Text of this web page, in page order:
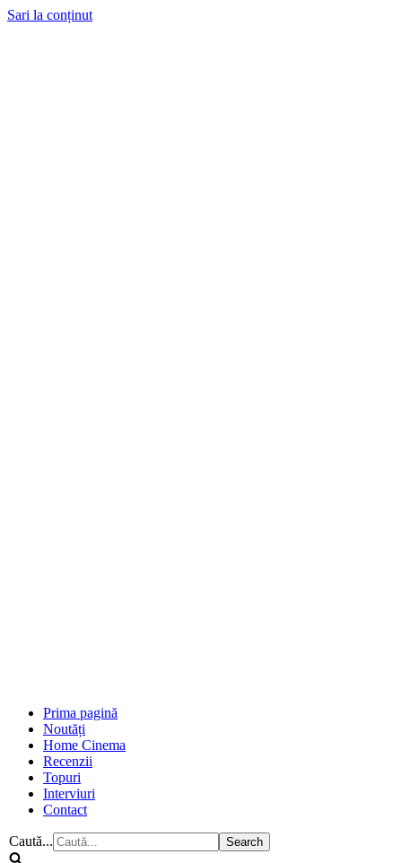
Sari la conținut
Prima pagină
Noutăți
Home Cinema
Recenzii
Topuri
Interviuri
Contact
Caută...